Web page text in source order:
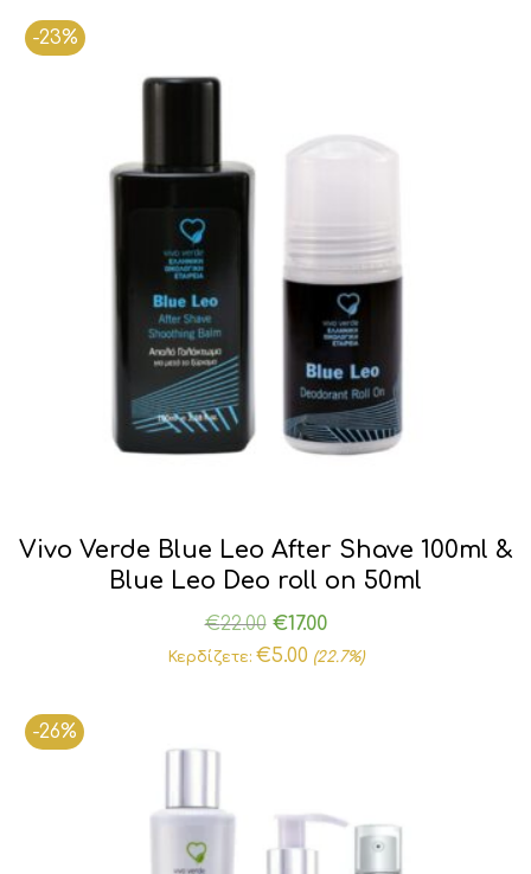
-23%
Vivo Verde Blue Leo After Shave 100ml &
Blue Leo Deo roll on 50ml
€22.00 Original
price
€17.00Η
τρέχουσα
Κερδίζετε: €5.00 (22.7%)
-26%